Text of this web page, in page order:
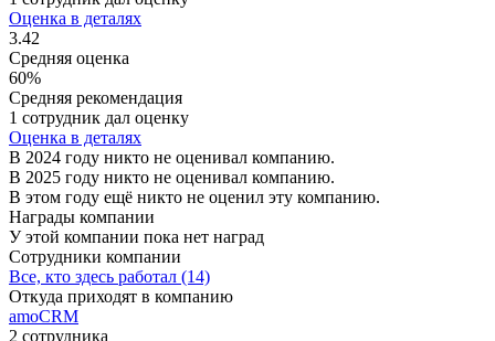
Оценка в деталях
3.42
Средняя оценка
60%
Средняя рекомендация
1 сотрудник дал оценку
Оценка в деталях
В 2024 году никто не оценивал компанию.
В 2025 году никто не оценивал компанию.
В этом году ещё никто не оценил эту компанию.
Награды компании
У этой компании пока нет наград
Сотрудники компании
Все, кто здесь работал (14)
Откуда приходят в компанию
amoCRM
2 сотрудника